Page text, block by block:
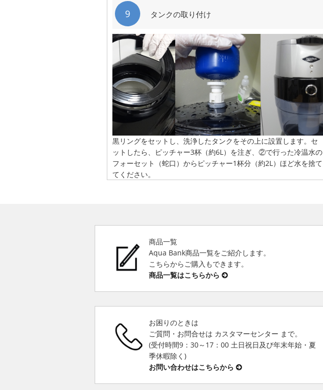
9 タンクの取り付け
黒リングをセットし、洗浄したタンクをその上に設置します。セ
ットしたら、ピッチャー3杯（約6L）を注ぎ、②で行った冷温水の
フォーセット（蛇口）からピッチャー1杯分（約2L）ほど水を捨て
てください。
商品一覧
Aqua Bank商品一覧をご紹介します。
こちらからご購入もできます。
商品一覧はこちらから
お困りのときは
ご質問・お問合せは カスタマーセンター まで。
(受付時間9：30～17：00 土日祝日及び年末年始・夏
季休暇除く)
お問い合わせはこちらから